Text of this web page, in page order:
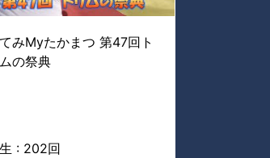
みMyたかまつ 第47回ト
の祭典
: 202回